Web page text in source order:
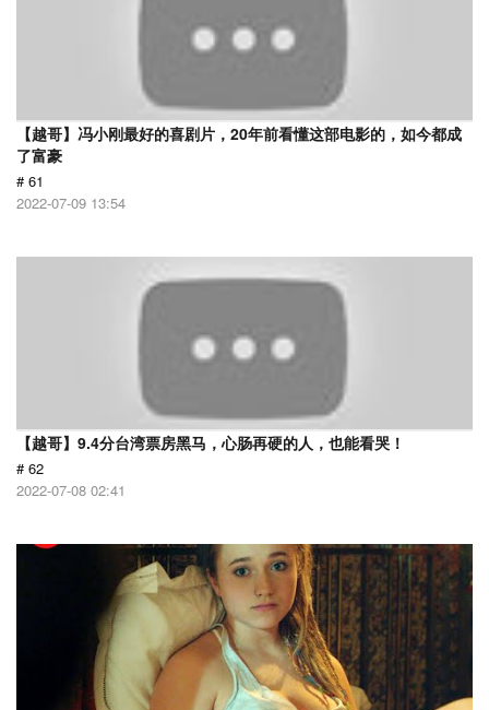
【越哥】冯小刚最好的喜剧片，20年前看懂这部电影的，如今都成
了富豪
# 61
2022-07-09 13:54
【越哥】9.4分台湾票房黑马，心肠再硬的人，也能看哭！
# 62
2022-07-08 02:41